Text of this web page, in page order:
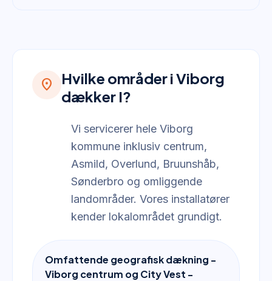
location_on
Hvilke områder i Viborg
dækker I?
Vi servicerer hele Viborg
kommune inklusiv centrum,
Asmild, Overlund, Bruunshåb,
Sønderbro og omliggende
landområder. Vores installatører
kender lokalområdet grundigt.
Omfattende geografisk dækning -
Viborg centrum og City Vest -